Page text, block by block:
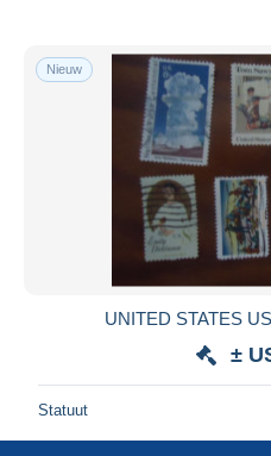
Nieuw
UNITED STATES
±
Statuut